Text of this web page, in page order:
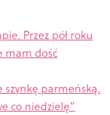
Przez pół roku
mam dość
szynkę parmeńską.
co niedzielę”